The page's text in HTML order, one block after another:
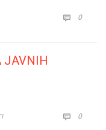
 0
JAVNIH
 0